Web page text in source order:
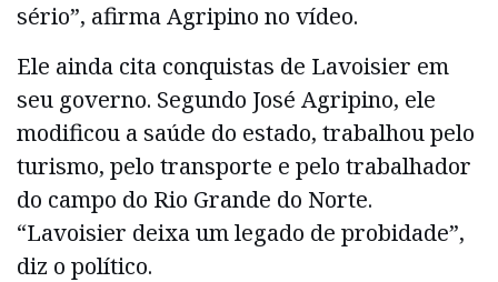
sério”, afirma Agripino no vídeo.
Ele ainda cita conquistas de Lavoisier em
seu governo. Segundo José Agripino, ele
modificou a saúde do estado, trabalhou pelo
turismo, pelo transporte e pelo trabalhador
do campo do Rio Grande do Norte.
“Lavoisier deixa um legado de probidade”,
diz o político.